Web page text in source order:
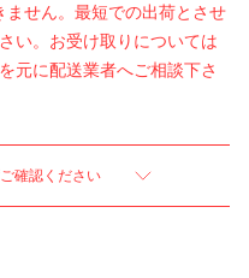
せん。最短での出荷とさせ
い。お受け取りについては
元に配送業者へご相談下さ
確認ください